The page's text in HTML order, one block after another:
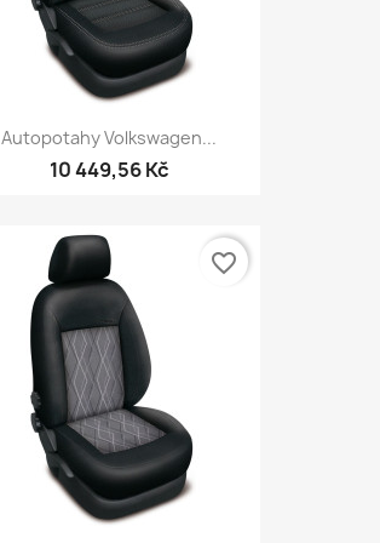
Autopotahy Volkswagen...
10 449,56 Kč
favorite_border